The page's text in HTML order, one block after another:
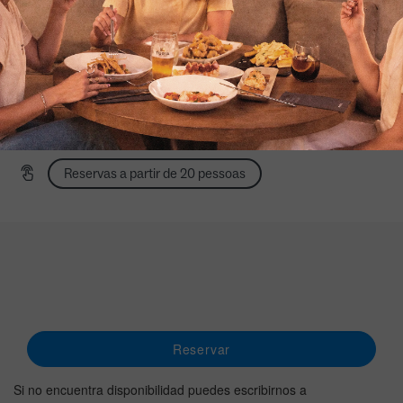
À noite: 20:00 a 23:30
Acesso às nossas cartas adaptadas
Ordem de recolha
Encomendar com a Glovo
Reservas a partir de 20 pessoas